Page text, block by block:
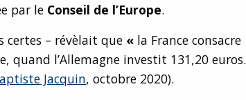
par le Conseil de l’Europe.
certes – révèlait que « la France consacre
quand l’Allemagne investit 131,20 euros.
Jacquin, octobre 2020).